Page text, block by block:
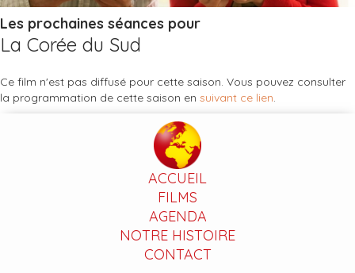
Les prochaines séances pour
La Corée du Sud
Ce film n'est pas diffusé pour cette saison. Vous pouvez consulter
la programmation de cette saison en suivant ce lien
ACCUEIL
FILMS
AGENDA
NOTRE HISTOIRE
CONTACT